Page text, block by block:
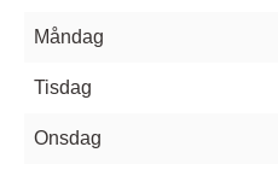
Måndag
Tisdag
Onsdag